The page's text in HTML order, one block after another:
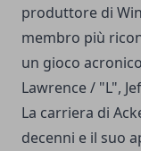
produttore di
membro più
un gioco
Lawrence / "L",
La carriera di
decenni e il suo